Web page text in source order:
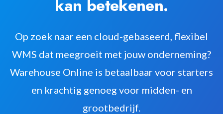
kan betekenen.
Op zoek naar een cloud-gebaseerd, flexibel
WMS dat meegroeit met jouw onderneming?
Warehouse Online is betaalbaar voor starters
en krachtig genoeg voor midden- en
grootbedrijf.